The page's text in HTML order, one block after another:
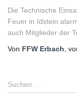
Die Technische
Feuer in Idstein
auch Mitglieder der
Von FFW Erbach ,
S
u
Suchen …